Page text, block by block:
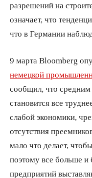
разрешений на
означает, что
что в Германии
9 марта Bloomberg
немецкой
сообщил, что
становится все
слабой экономики,
отсутствия
мало что делает,
поэтому все больше
предприятий